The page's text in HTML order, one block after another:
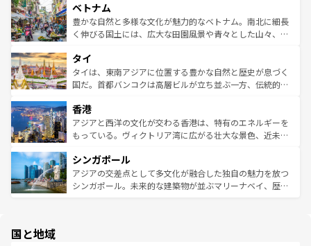
参照してほしい。
容にもいいと評判のスイーツなど、バラエティ豊かな料理
が味わえる。 なお、新着の台湾情報は コンテンツ一覧を参
照してほしい。
き、地方に足を延ばせば四季折々の自然美を楽しむことが
できる。そして、キムチや焼肉、絶品のストリートフード
まで、さまざまな韓国料理が待っている。夜には、韓国な
リティに包まれながら、韓国の多彩な魅力を心ゆくまで味
わってみてほしい。 なお、新着の韓国情報はコンテンツ一
覧を参照してほしい。
ベトナム
豊かな自然と多様な文化が魅力的なベトナム。南北に細長
く伸びる国土には、広大な田園風景や青々とした山々、世
急速な発展と共に伝統が息づく。ハノイの古い町並みやホ
ーチミン市のフランス統治時代の建物も、独特の雰囲気を
醸し出している。また、バラエティの豊かさとおいしさで
とつ。フォーやバインミー、ベトナムコーヒーなどは、ぜ
ひ現地で味わいたい。どの地域を訪れてもあたたかい人々
が旅行者を迎えてくれるので、きっと忘れられない旅にな
参照してほしい。
タイ
タイは、東南アジアに位置する豊かな自然と歴史が息づく
国だ。首都バンコクは高層ビルが立ち並ぶ一方、伝統的な
の活気が交差している。北部ではチェンマイなどの山岳地
帯で自然と触れ合い、南部ではプーケットやクラビの美し
いビーチでリゾート気分を楽しむことができる。タイ料理
激する。気候は一年中温暖で、どの季節にも異なる楽しみ
が待っている。親しみやすいタイの人々、仏教を中心とし
た文化、そして多様な観光資源が、訪れる旅人を魅了し続
香港
アジアと西洋の文化が交わる香港は、特有のエネルギーを
もっている。ヴィクトリア湾に広がる壮大な景色、近未来
み、どこを訪れても感動するはず。観光スポットが密集し
ており、効率よく見どころを回れるのも魅力。息をのむよ
うな絶景から文化的な体験まで、香港を存分に楽しみ尽く
シンガポール
アジアの交差点として多文化が融合した独自の魅力を放つ
シンガポール。未来的な建築物が並ぶマリーナベイ、歴史
国と地域